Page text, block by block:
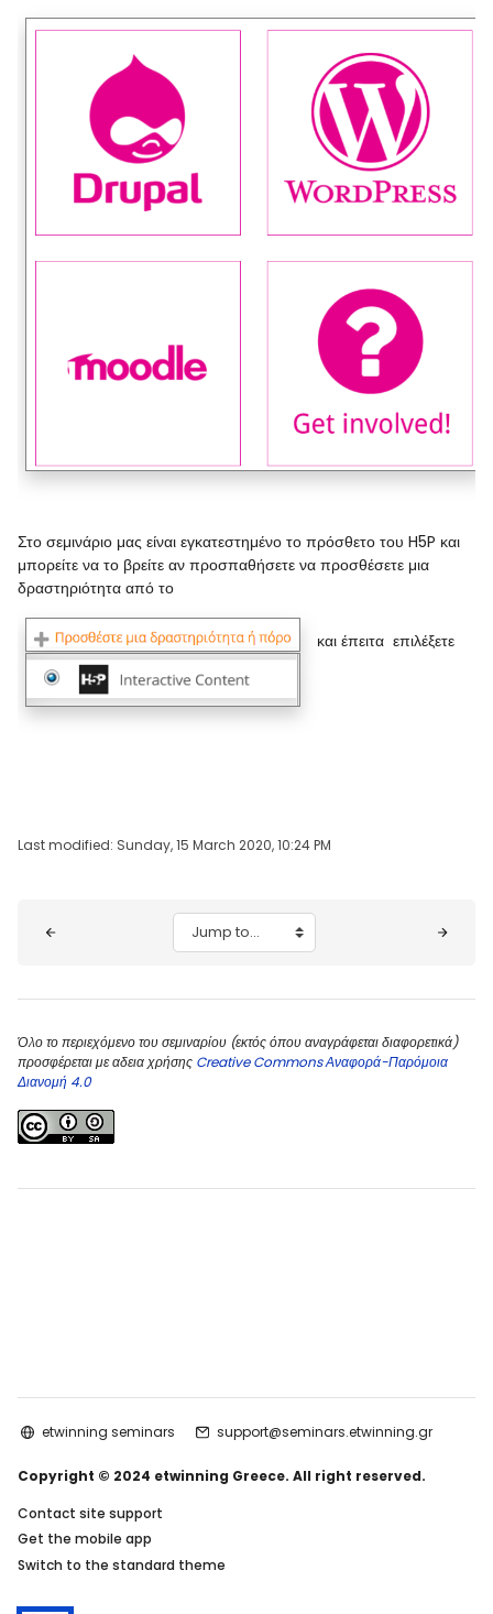
Στο σεμινάριο μας είναι εγκατεστημένο το πρόσθετο του H5P και
μπορείτε να το βρείτε αν προσπαθήσετε να προσθέσετε μια
δραστηριότητα από το
και έπειτα επιλέξετε
Last modified: Sunday, 15 March 2020, 10:24 PM
Jump to...
Όλο το περιεχόμενο του σεμιναρίου (εκτός όπου αναγράφεται διαφορετικά)
προσφέρεται με αδεια χρήσης Creative Commons Αναφορά-Παρόμοια
Διανομή 4.0
etwinning seminars support@seminars.etwinning.gr
Copyright © 2024 etwinning Greece. All right reserved.
Contact site support
Get the mobile app
Switch to the standard theme